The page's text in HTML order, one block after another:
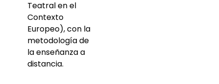
Teatral en el
Contexto
Europeo), con la
metodología de
la enseñanza a
distancia.